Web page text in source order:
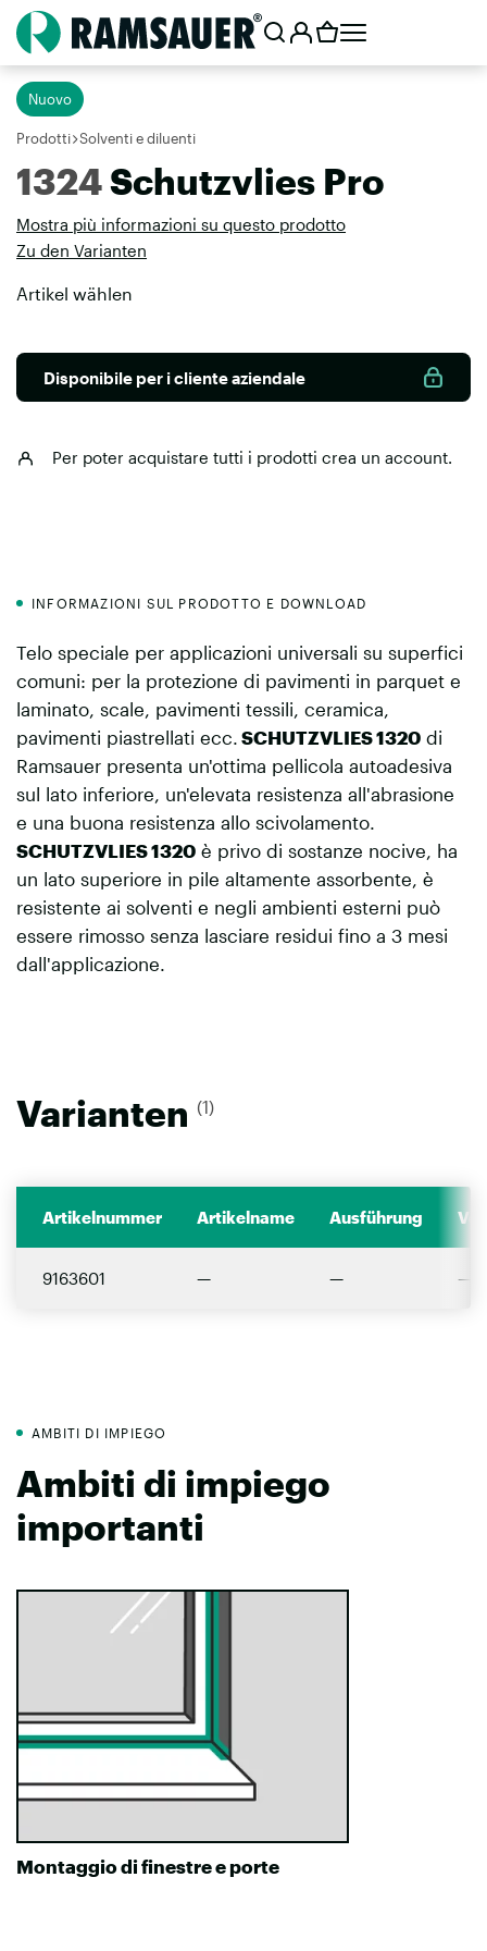
Nuovo
Prodotti Solventi e diluenti
1324Schutzvlies Pro
Mostra più informazioni su questo prodotto
Zu den Varianten
Artikel wählen
Disponibile per i cliente aziendale
Per poter acquistare tutti i prodotticrea un account
INFORMAZIONI SUL PRODOTTO E DOWNLOAD
Telo speciale per applicazioni universali su superfici
comuni: per la protezione di pavimenti in parquet e
laminato, scale, pavimenti tessili, ceramica,
pavimenti piastrellati ecc. SCHUTZVLIES 1320 di
Ramsauer presenta un'ottima pellicola autoadesiva
sul lato inferiore, un'elevata resistenza all'abrasione
e una buona resistenza allo scivolamento.
SCHUTZVLIES 1320 è privo di sostanze nocive, ha
un lato superiore in pile altamente assorbente, è
resistente ai solventi e negli ambienti esterni può
essere rimosso senza lasciare residui fino a 3 mesi
dall'applicazione.
Varianten (1)
Artikelnummer Artikelname Ausführung
9163601 — — —
AMBITI DI IMPIEGO
Ambiti di impiego
importanti
Montaggio di finestre e porte